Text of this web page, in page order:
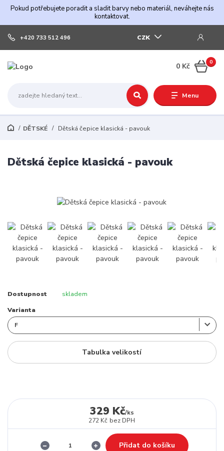
Pokud potřebujete poradit a sladit barvy nebo materiál, neváhejte nás
kontaktovat.
Menu
CZK
+420 733 512 496
0
0 Kč
DĚTSKÉ Dětská čepice klasická - pavouk
Dětská čepice klasická - pavouk
Dostupnost skladem
Varianta
Tabulka velikostí
329 Kč/ks
272 Kč bez DPH
Přidat do košíku